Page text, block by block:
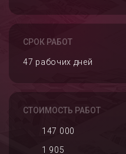
СРОК РАБОТ
47 рабочих дней
СТОИМОСТЬ РАБОТ
147 000
1 905